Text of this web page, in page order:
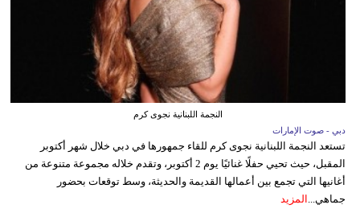
النجمة اللبنانية نجوى كرم
دبي - صوت الإمارات
تستعد النجمة اللبنانية نجوى كرم للقاء جمهورها في دبي خلال شهر أكتوبر
المقبل، حيث تحيي حفلًا غنائيًا يوم 2 أكتوبر، وتقدم خلاله مجموعة متنوعة من
أغانيها التي تجمع بين أعمالها القديمة والحديثة، وسط توقعات بحضور
جماهي... المزيد